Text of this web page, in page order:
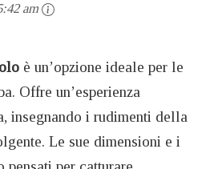
am
è un’opzione ideale per le
Offre un’esperienza
insegnando i rudimenti della
Le sue dimensioni e i